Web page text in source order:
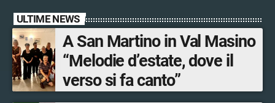
ULTIME NEWS
A San Martino in Val Masino
“Melodie d’estate, dove il
verso si fa canto”